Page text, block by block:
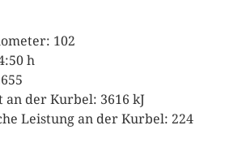
102
h
an der Kurbel: 3616 kJ
Leistung an der Kurbel: 224